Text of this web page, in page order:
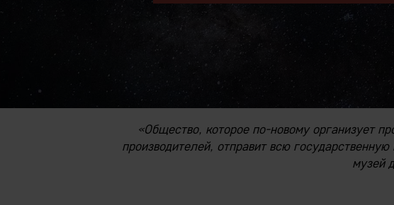
«Общество, которое по-новому организует
производителей, отправит всю
музей